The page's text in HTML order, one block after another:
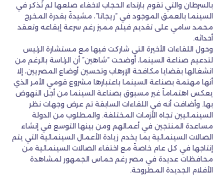
بالسرطان والتي تقوم بارتداء الحجاب لاخفاء صلعها لم تُذكر في
السينما بالعمق الموجود في “ريجاتا”، مشيدةً بقدرة المخرج
محمد سامي على تقديم فيلم مميز رغم سرعة إيقاعه وتعقد
أحداثه.
وحول اللقاءات الأخيرة التي شاركت فيها مع مستشارة الرئيس
لتدعيم صناعة السينما، أوضحت “شاهين” أن الرئاسة بالرغم من
انشغالها بقضايا مكافحة الإرهاب وتحسين أوضاع المصريين، إلا
أنها مهتمة بصناعة السينما باعتبارها مشروع قومي الأمر الذي
يعكس اهتماماً غير مسبوق بصناعة السينما من أجل النهوض
بها. وأضافت أنه في اللقاءات السابقة تم عرض وجهات نظر
السينمائيين تجاه الأزمات المختلفة. والمطلوب من الدولة
مساعدة المنتجين في أعمالهم ومن بينها التوسع في إنشاء
الصالات السينمائية بما يخدم زيادة الأعمال السينمائية التي يتم
إنتاجها في كل عام خاصةً مع اختفاء الصالات السينمائية من
محافظات عديدة في مصر رغم حماس الجمهور لمشاهدة
الأفلام الجديدة المطروحة.